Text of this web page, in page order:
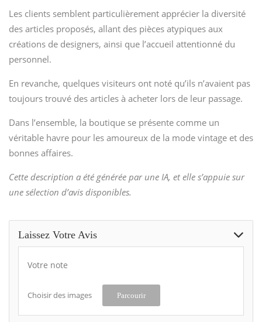
Les clients semblent particulièrement apprécier la diversité
des articles proposés, allant des pièces atypiques aux
créations de designers, ainsi que l’accueil attentionné du
personnel.
En revanche, quelques visiteurs ont noté qu’ils n’avaient pas
toujours trouvé des articles à acheter lors de leur passage.
Dans l’ensemble, la boutique se présente comme un
véritable havre pour les amoureux de la mode vintage et des
bonnes affaires.
Cette description a été générée par une IA, et elle s’appuie sur
une sélection d’avis disponibles.
Laissez Votre Avis
Votre note
Choisir des images Parcourir